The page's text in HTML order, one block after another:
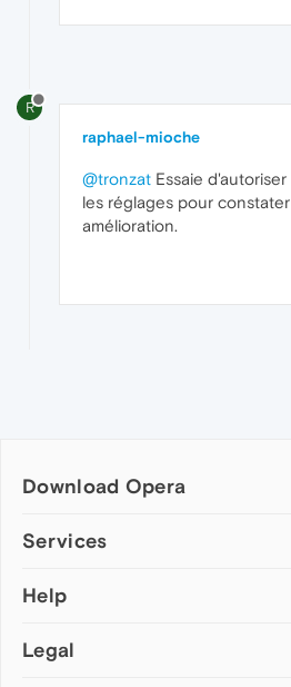
R
raphael-mioche
@tronzat Essaie
les réglages pour
amélioration.
Download Opera
Computer browsers
Opera for Mac
Opera beta version
Services
Add-ons
Wallpapers
Help
Help & support
Legal